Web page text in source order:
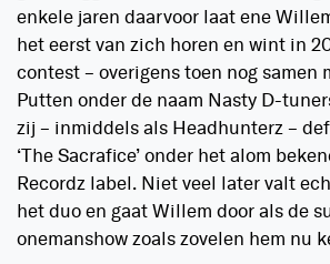
enkele jaren daarvoor laat ene
het eerst van zich horen en wint in
contest – overigens toen nog samen
Putten onder de naam Nasty D-
zij – inmiddels als Headhunterz –
‘The Sacrafice’ onder het alom
Recordz label. Niet veel later valt
het duo en gaat Willem door als de
onemanshow zoals zovelen hem nu